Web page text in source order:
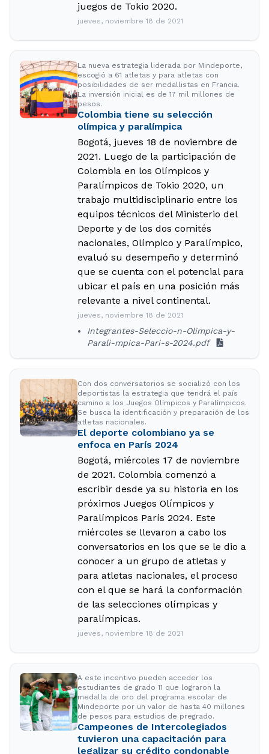
juegos de Tokio 2020.
jueves, noviembre 18 de 2021
La nueva estrategia liderada por Mindeporte,
escogió a 61 atletas y para atletas con
posibilidades de ser medallistas en Francia.
La inversión inicial es de 17 mil millones de
pesos.
Colombia tiene su selección
olímpica y paralímpica
Bogotá, jueves 18 de noviembre de
2021. Luego de la participación de
Colombia en los Olímpicos y
Paralímpicos de Tokio 2020, un
trabajo multidisciplinario entre los
equipos técnicos del Ministerio del
Deporte y de los dos comités
nacionales, Olímpico y Paralímpico,
evaluó su desempeño y determinó
que se cuenta con el potencial para
ubicar el país en una posición más
relevante a nivel continental.
jueves, noviembre 18 de 2021
Integrantes-Seleccio-n-Olimpica-y-
Parali-mpica-Pari-s-2024.pdf
Con dos conversatorios se socializó con los
deportistas la estrategia que tendrá el país
camino a los Juegos Olímpicos y Paralímpicos.
Se busca la identificación y preparación de los
atletas nacionales.
El deporte colombiano ya se
enfoca en París 2024
Bogotá, miércoles 17 de noviembre
de 2021. Colombia comenzó a
escribir desde ya su historia en los
próximos Juegos Olímpicos y
Paralímpicos París 2024. Este
miércoles se llevaron a cabo los
conversatorios en los que se le dio a
conocer a un grupo de atletas y
para atletas nacionales, el proceso
con el que se hará la conformación
de las selecciones olímpicas y
paralímpicas.
jueves, noviembre 18 de 2021
A este incentivo pueden acceder los
estudiantes de grado 11 que lograron la
medalla de oro del programa escolar de
Mindeporte por un valor de hasta 40 millones
de pesos para estudios de pregrado.
Campeones de Intercolegiados
tuvieron una capacitación para
legalizar su crédito condonable